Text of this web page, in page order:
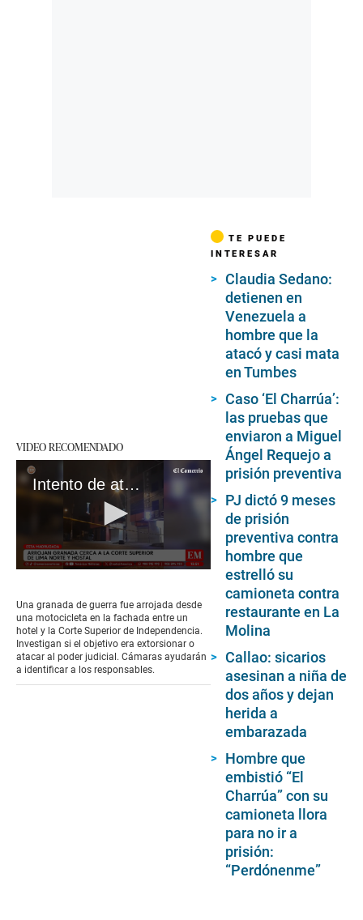
VIDEO RECOMENDADO
Intento de atentado con granada en hotel y corte de Independencia
of
1
minute,
23
seconds
Una granada de guerra fue arrojada desde
una motocicleta en la fachada entre un
hotel y la Corte Superior de Independencia.
Investigan si el objetivo era extorsionar o
atacar al poder judicial. Cámaras ayudarán
a identificar a los responsables.
TE PUEDE
INTERESAR
Claudia Sedano:
detienen en
Venezuela a
hombre que la
atacó y casi mata
en Tumbes
Caso ‘El Charrúa’:
las pruebas que
enviaron a Miguel
Ángel Requejo a
prisión preventiva
PJ dictó 9 meses
de prisión
preventiva contra
hombre que
estrelló su
camioneta contra
restaurante en La
Molina
Callao: sicarios
asesinan a niña de
dos años y dejan
herida a
embarazada
Hombre que
embistió “El
Charrúa” con su
camioneta llora
para no ir a
prisión:
“Perdónenme”